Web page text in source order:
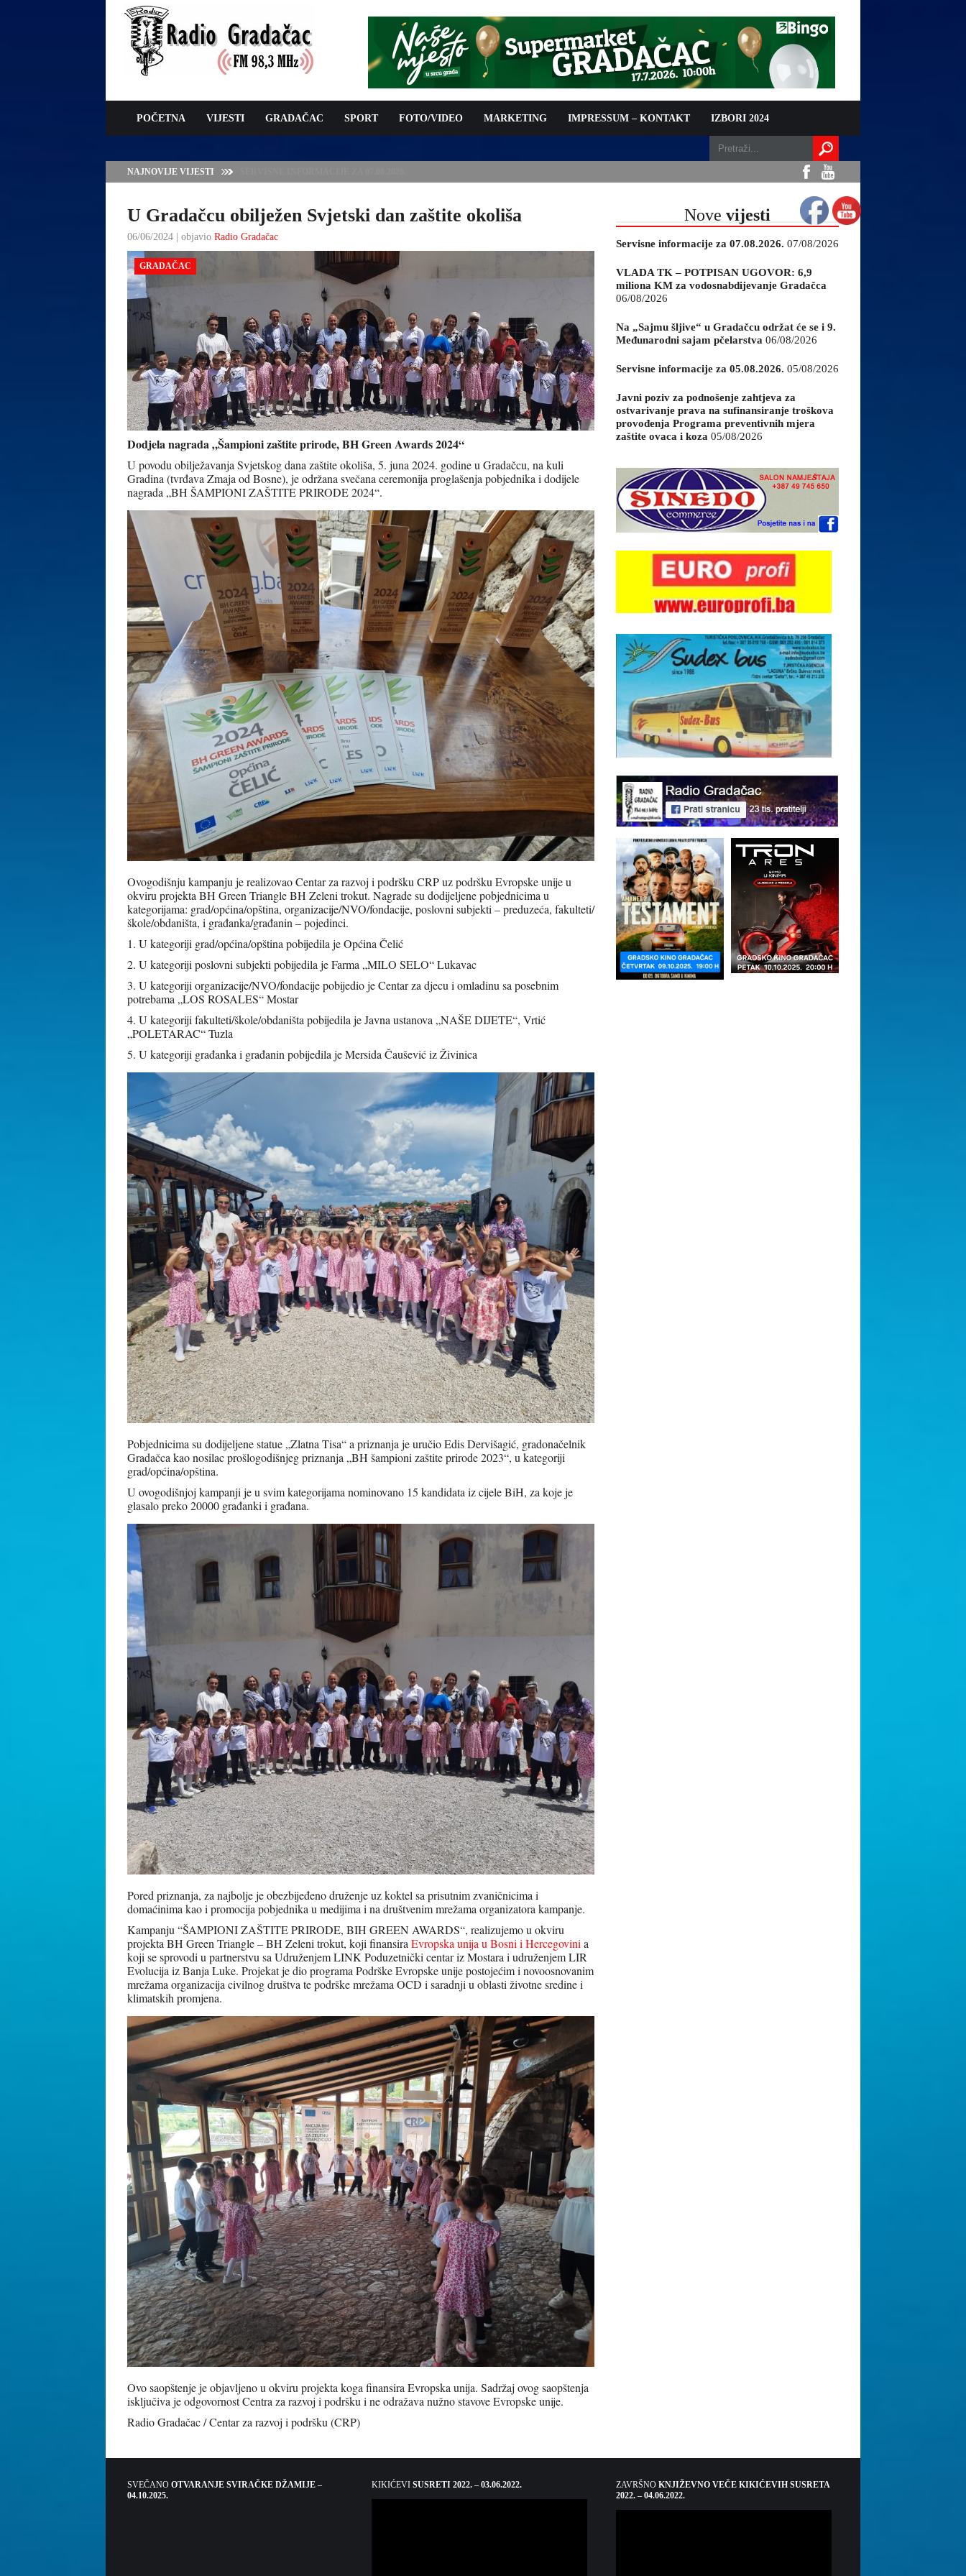
POČETNA VIJESTI GRADAČAC SPORT FOTO/VIDEO MARKETING IMPRESSUM – KONTAKT IZBORI 2024
NAJNOVIJE VIJESTI
GRADAČCA
U Gradačcu obilježen Svjetski dan zaštite okoliša
06/06/2024 | objavio Radio Gradačac
GRADAČAC
Dodjela nagrada „Šampioni zaštite prirode, BH Green Awards 2024“
U povodu obilježavanja Svjetskog dana zaštite okoliša, 5. juna 2024. godine u Gradačcu, na kuli
Gradina (tvrđava Zmaja od Bosne), je održana svečana ceremonija proglašenja pobjednika i dodijele
nagrada „BH ŠAMPIONI ZAŠTITE PRIRODE 2024“.
Ovogodišnju kampanju je realizovao Centar za razvoj i podršku CRP uz podršku Evropske unije u
okviru projekta BH Green Triangle BH Zeleni trokut. Nagrade su dodijeljene pobjednicima u
kategorijama: grad/općina/opština, organizacije/NVO/fondacije, poslovni subjekti – preduzeća, fakulteti/
škole/obdaništa, i građanka/građanin – pojedinci.
1. U kategoriji grad/općina/opština pobijedila je Općina Čelić
2. U kategoriji poslovni subjekti pobijedila je Farma „MILO SELO“ Lukavac
3. U kategoriji organizacije/NVO/fondacije pobijedio je Centar za djecu i omladinu sa posebnim
potrebama „LOS ROSALES“ Mostar
4. U kategoriji fakulteti/škole/obdaništa pobijedila je Javna ustanova „NAŠE DIJETE“, Vrtić
„POLETARAC“ Tuzla
5. U kategoriji građanka i građanin pobijedila je Mersida Čaušević iz Živinica
Pobjednicima su dodijeljene statue „Zlatna Tisa“ a priznanja je uručio Edis Dervišagić, gradonačelnik
Gradačca kao nosilac prošlogodišnjeg priznanja „BH šampioni zaštite prirode 2023“, u kategoriji
grad/općina/opština.
U ovogodišnjoj kampanji je u svim kategorijama nominovano 15 kandidata iz cijele BiH, za koje je
glasalo preko 20000 građanki i građana.
Pored priznanja, za najbolje je obezbijeđeno druženje uz koktel sa prisutnim zvaničnicima i
domaćinima kao i promocija pobjednika u medijima i na društvenim mrežama organizatora kampanje.
Kampanju “ŠAMPIONI ZAŠTITE PRIRODE, BIH GREEN AWARDS“, realizujemo u okviru
projekta BH Green Triangle – BH Zeleni trokut, koji finansira Evropska unija u Bosni i Hercegovini a
koji se sprovodi u partnerstvu sa Udruženjem LINK Poduzetnički centar iz Mostara i udruženjem LIR
Evolucija iz Banja Luke. Projekat je dio programa Podrške Evropske unije postojećim i novoosnovanim
mrežama organizacija civilnog društva te podrške mrežama OCD i saradnji u oblasti životne sredine i
klimatskih promjena.
Ovo saopštenje je objavljeno u okviru projekta koga finansira Evropska unija. Sadržaj ovog saopštenja
isključiva je odgovornost Centra za razvoj i podršku i ne odražava nužno stavove Evropske unije.
Radio Gradačac / Centar za razvoj i podršku (CRP)
Nove vijesti
Servisne informacije za 07.08.2026. 07/08/2026
VLADA TK – POTPISAN UGOVOR: 6,9
miliona KM za vodosnabdijevanje Gradačca
06/08/2026
Na „Sajmu šljive“ u Gradačcu održat će se i 9.
Međunarodni sajam pčelarstva 06/08/2026
Servisne informacije za 05.08.2026. 05/08/2026
Javni poziv za podnošenje zahtjeva za
ostvarivanje prava na sufinansiranje troškova
provođenja Programa preventivnih mjera
zaštite ovaca i koza 05/08/2026
SVEČANO OTVARANJE SVIRAČKE DŽAMIJE –
04.10.2025.
KIKIĆEVI SUSRETI 2022. – 03.06.2022. ZAVRŠNO KNJIŽEVNO VEČE KIKIĆEVIH SUSRETA
2022. – 04.06.2022.